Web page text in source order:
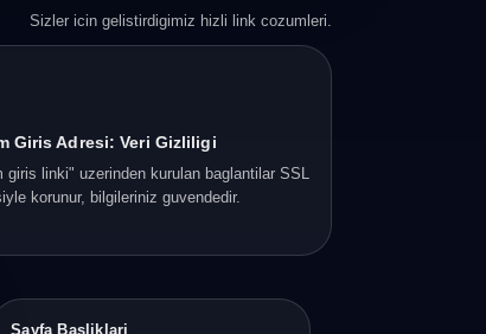
Sizler icin gelistirdigimiz hizli link cozumleri.
Giris Adresi: Veri Gizliligi
giris linki" uzerinden kurulan baglantilar SSL
korunur, bilgileriniz guvendedir.
Sayfa Basliklari